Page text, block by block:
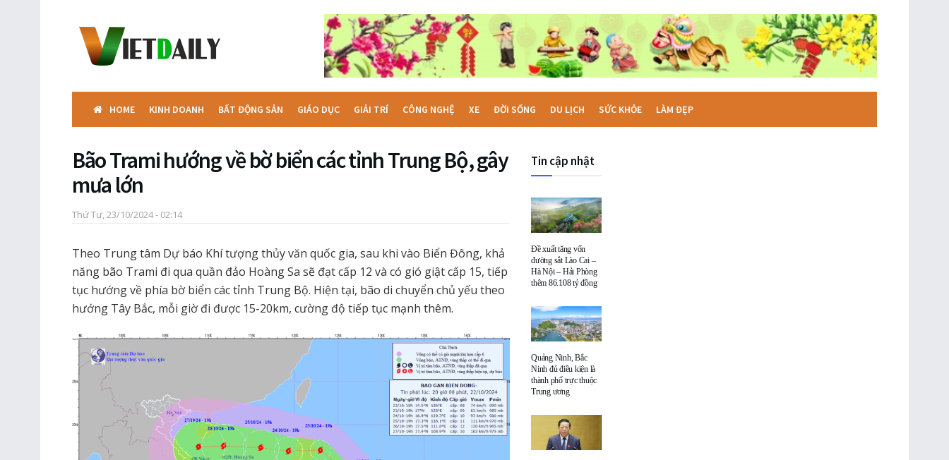
HOME KINH DOANH BẤT ĐỘNG SẢN GIÁO DỤC GIẢI TRÍ CÔNG NGHỆ XE ĐỜI SỐNG DU LỊCH SỨC KHỎE LÀM ĐẸP
Bão Trami hướng về bờ biển các tỉnh Trung Bộ, gây
mưa lớn
Thứ Tư, 23/10/2024 - 02:14
Theo Trung tâm Dự báo Khí tượng thủy văn quốc gia, sau khi vào Biển Đông, khả
năng bão Trami đi qua quần đảo Hoàng Sa sẽ đạt cấp 12 và có gió giật cấp 15, tiếp
tục hướng về phía bờ biển các tỉnh Trung Bộ. Hiện tại, bão di chuyển chủ yếu theo
hướng Tây Bắc, mỗi giờ đi được 15-20km, cường độ tiếp tục mạnh thêm.
Tin cập nhật
Đề xuất tăng vốn
đường sắt Lào Cai –
Hà Nội – Hải Phòng
thêm 86.108 tỷ đồng
Quảng Ninh, Bắc
Ninh đủ điều kiện là
thành phố trực thuộc
Trung ương